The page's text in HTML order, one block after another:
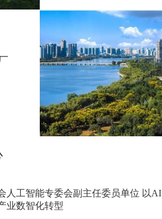
人工智能专委会副主任委员单位 以AI
业数智化转型